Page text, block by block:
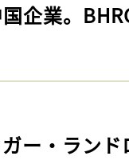
企業。
ガー・ラン